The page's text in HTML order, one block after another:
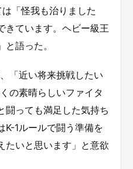
「怪我も治りました
きています。ヘビー級王
語った。
「近い将来挑戦したい
の素晴らしいファイタ
闘っても満足した気持ち
K-1ルールで闘う準備を
たいと思います」と意欲